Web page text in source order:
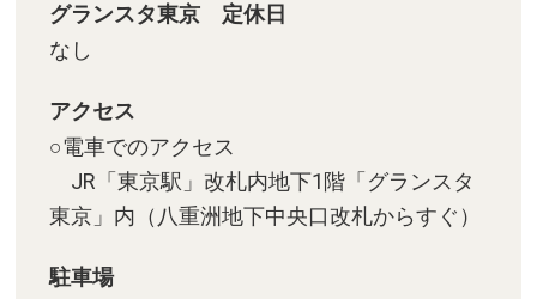
グランスタ東京 定休日
なし
アクセス
○電車でのアクセス
JR「東京駅」改札内地下1階「グランスタ
東京」内（八重洲地下中央口改札からすぐ）
駐車場